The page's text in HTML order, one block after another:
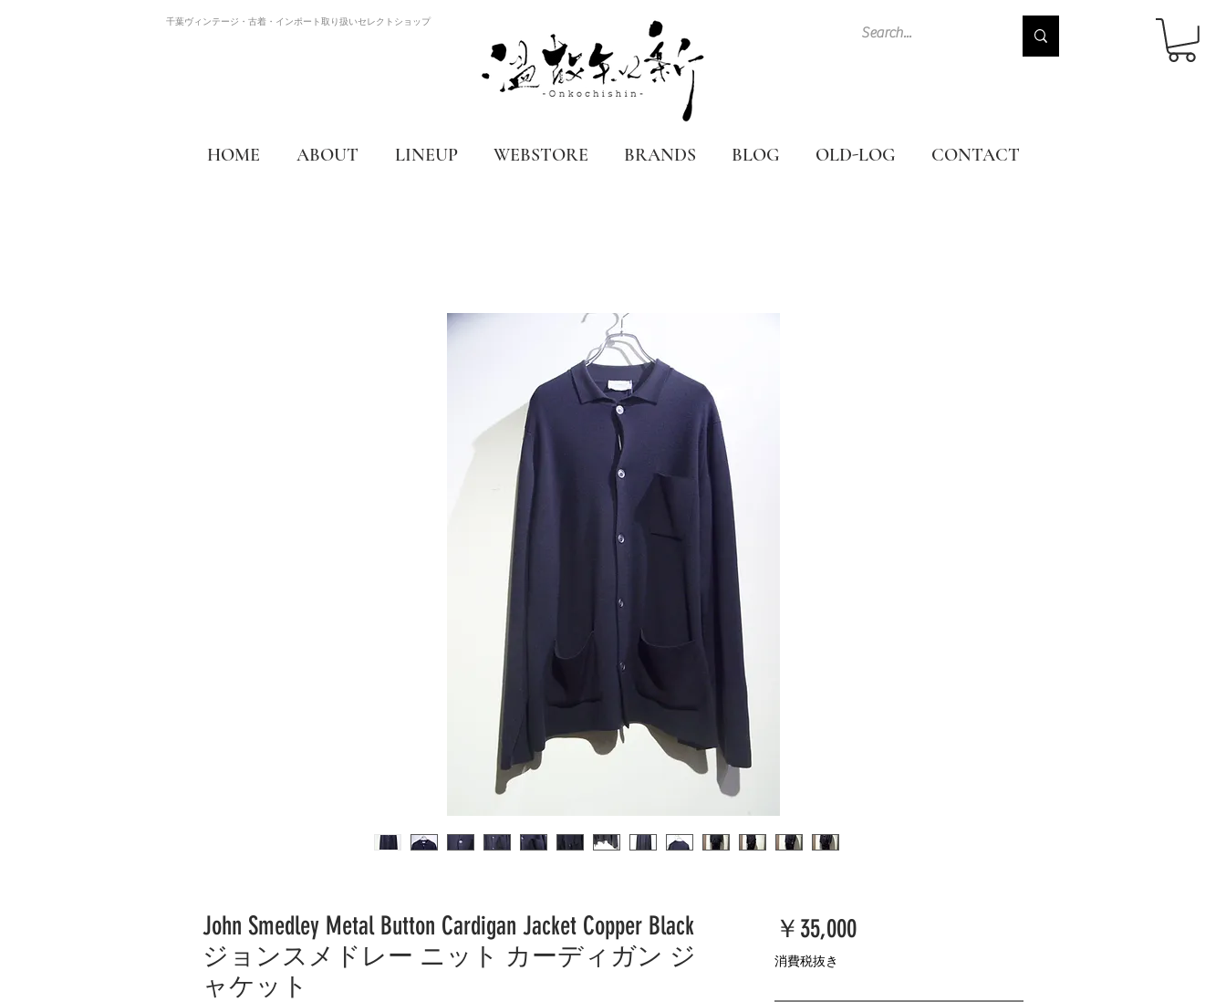
千葉ヴィンテージ・古着・インポート取り扱いセレクトショップ
HOME ABOUT LINEUP WEBSTORE BRANDS BLOG OLD-LOG CONTACT
John Smedley Metal Button Cardigan Jacket Copper Black
ジョンスメドレー ニット カーディガン ジ
ャケット
￥35,000価
消費税抜き